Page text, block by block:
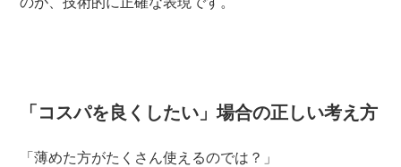
「コスパを良くしたい」場合の正しい考え方
「薄めた方がたくさん使えるのでは？」